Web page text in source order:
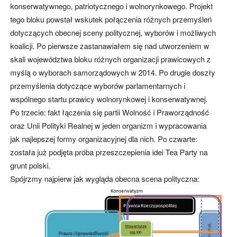
konserwatywnego, patriotycznego i wolnorynkowego. Projekt
tego bloku powstał wskutek połączenia różnych przemyśleń
dotyczących obecnej sceny politycznej, wyborów i możliwych
koalicji. Po pierwsze zastanawiałem się nad utworzeniem w
skali województwa bloku różnych organizacji prawicowych z
myślą o wyborach samorządowych w 2014. Po drugie doszły
przemyślenia dotyczące wyborów parlamentarnych i
wspólnego startu prawicy wolnorynkowej i konserwatywnej.
Po trzecie: fakt łączenia się partii Wolność i Praworządność
oraz Unii Polityki Realnej w jeden organizm i wypracowania
jak najlepszej formy organizacyjnej dla nich. Po czwarte:
została już podjęta próba przeszczepienia idei Tea Party na
grunt polski.
Spójrzmy najpierw jak wygląda obecna scena polityczna: